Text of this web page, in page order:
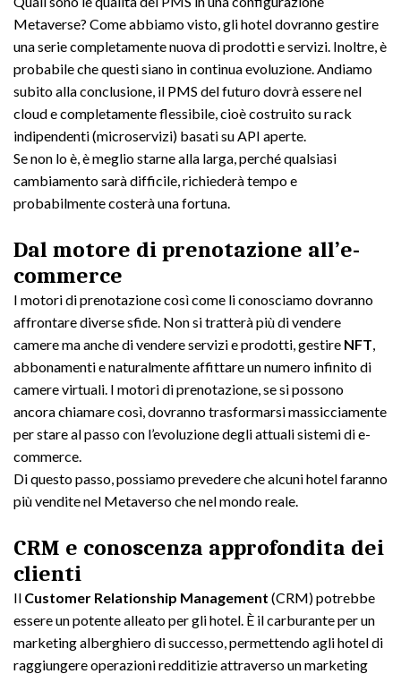
Metaverse? Come abbiamo visto, gli hotel dovranno gestire
una serie completamente nuova di prodotti e servizi. Inoltre, è
probabile che questi siano in continua evoluzione. Andiamo
subito alla conclusione, il PMS del futuro dovrà essere nel
cloud e completamente flessibile, cioè costruito su rack
indipendenti (microservizi) basati su API aperte.
Se non lo è, è meglio starne alla larga, perché qualsiasi
cambiamento sarà difficile, richiederà tempo e
probabilmente costerà una fortuna.
Dal motore di prenotazione all’e-
commerce
I motori di prenotazione così come li conosciamo dovranno
affrontare diverse sfide. Non si tratterà più di vendere
camere ma anche di vendere servizi e prodotti, gestire NFT,
abbonamenti e naturalmente affittare un numero infinito di
camere virtuali. I motori di prenotazione, se si possono
ancora chiamare così, dovranno trasformarsi massicciamente
per stare al passo con l’evoluzione degli attuali sistemi di e-
commerce.
Di questo passo, possiamo prevedere che alcuni hotel faranno
più vendite nel Metaverso che nel mondo reale.
CRM e conoscenza approfondita dei
clienti
Il Customer Relationship Management (CRM) potrebbe
essere un potente alleato per gli hotel. È il carburante per un
marketing alberghiero di successo, permettendo agli hotel di
raggiungere operazioni redditizie attraverso un marketing